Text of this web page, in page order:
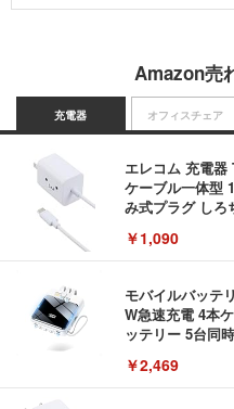
Amazon売
充電器
エレコム 充電器
ケーブル一体型
み式プラグ し
￥1,090
モバイルバッテ
W急速充電 4本
ッテリー 5台同
携帯充電器 停電
急用 iOS/
￥2,469
オフィスチェア